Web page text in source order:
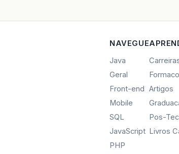
NAVEGUE
Java
Geral
Front-end
Mobile
SQL
JavaScript
PHP
Artigos
Pos-
Livros